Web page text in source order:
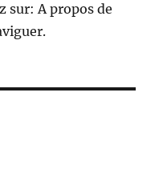
sur: A propos de